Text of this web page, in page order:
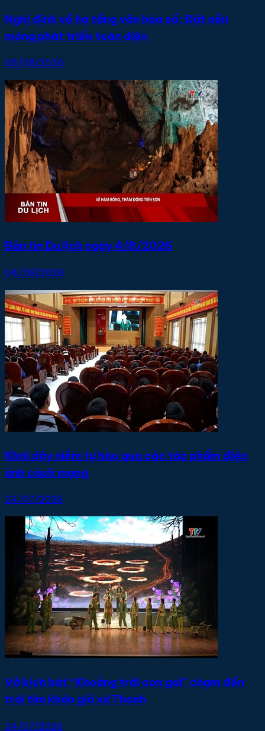
Nghị định về hạ tầng văn hóa số: Đặt nền
móng phát triển toàn diện
05/08/2026
Bản tin Du lịch ngày 4/8/2026
04/08/2026
Khơi dậy niềm tự hào qua các tác phẩm điện
ảnh cách mạng
24/07/2026
Vở kịch hát “Khoảng trời con gái” chạm đến
trái tim khán giả xứ Thanh
24/07/2026